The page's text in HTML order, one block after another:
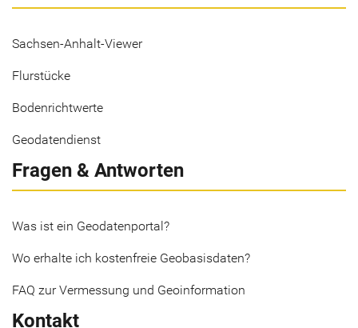
Sachsen-Anhalt-Viewer
Flurstücke
Bodenrichtwerte
Geodatendienst
Fragen & Antworten
Was ist ein Geodatenportal?
Wo erhalte ich kostenfreie Geobasisdaten?
FAQ zur Vermessung und Geoinformation
Kontakt